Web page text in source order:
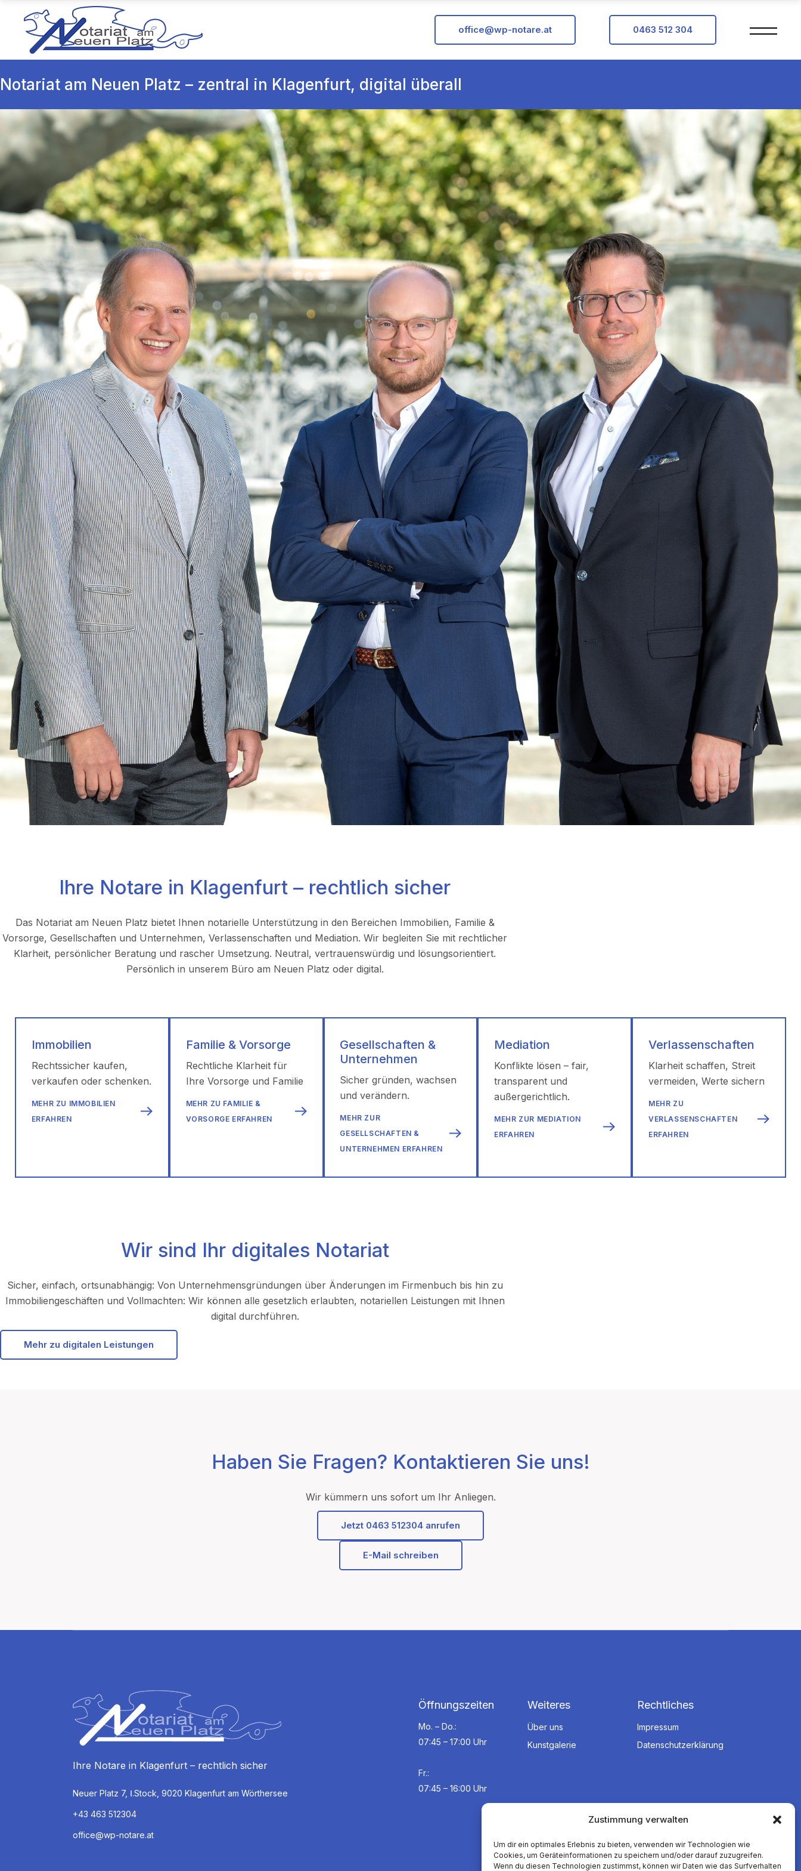
Zustimmung verwalten
Um dir ein optimales Erlebnis zu bieten, verwenden wir Technologien wie
Cookies, um Geräteinformationen zu speichern und/oder darauf zuzugreifen.
Wenn du diesen Technologien zustimmst, können wir Daten wie das Surfverhalten
office@wp-notare.at 0463 512 304
Notariat am Neuen Platz – zentral in Klagenfurt, digital überall
Ihre Notare in Klagenfurt – rechtlich sicher
Das Notariat am Neuen Platz bietet Ihnen notarielle Unterstützung in den Bereichen Immobilien, Familie &
Vorsorge, Gesellschaften und Unternehmen, Verlassenschaften und Mediation. Wir begleiten Sie mit rechtlicher
Klarheit, persönlicher Beratung und rascher Umsetzung. Neutral, vertrauenswürdig und lösungsorientiert.
Persönlich in unserem Büro am Neuen Platz oder digital.
Immobilien
Rechtssicher kaufen,
verkaufen oder schenken.
MEHR ZU IMMOBILIEN
ERFAHREN
Familie & Vorsorge
Rechtliche Klarheit für
Ihre Vorsorge und Familie
MEHR ZU FAMILIE &
VORSORGE ERFAHREN
Gesellschaften &
Unternehmen
Sicher gründen, wachsen
und verändern.
MEHR ZUR
GESELLSCHAFTEN &
UNTERNEHMEN ERFAHREN
Mediation
Konflikte lösen – fair,
transparent und
außergerichtlich.
MEHR ZUR MEDIATION
ERFAHREN
Verlassenschaften
Klarheit schaffen, Streit
vermeiden, Werte sichern
MEHR ZU
VERLASSENSCHAFTEN
ERFAHREN
Wir sind Ihr digitales Notariat
Sicher, einfach, ortsunabhängig: Von Unternehmensgründungen über Änderungen im Firmenbuch bis hin zu
Immobiliengeschäften und Vollmachten: Wir können alle gesetzlich erlaubten, notariellen Leistungen mit Ihnen
digital durchführen.
Mehr zu digitalen Leistungen
Haben Sie Fragen? Kontaktieren Sie uns!
Wir kümmern uns sofort um Ihr Anliegen.
Jetzt 0463 512304 anrufen
E-Mail schreiben
Ihre Notare in Klagenfurt – rechtlich sicher
Neuer Platz 7, Ⅰ.Stock, 9020 Klagenfurt am Wörthersee
+43 463 512304
office@wp-notare.at
Öffnungszeiten
Mo. – Do.:
07:45 – 17:00 Uhr
Fr.:
07:45 – 16:00 Uhr
Weiteres
Über uns
Kunstgalerie
Rechtliches
Impressum
Datenschutzerklärung